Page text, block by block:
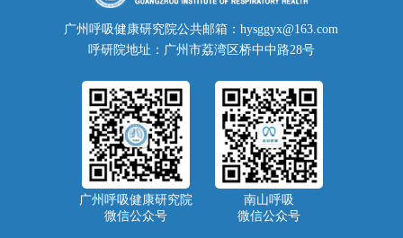
广州呼吸健康研究院公共邮箱：hysggyx@163.com
呼研院地址：广州市荔湾区桥中中路28号
广州呼吸健康研究院
微信公众号
南山呼吸
微信公众号